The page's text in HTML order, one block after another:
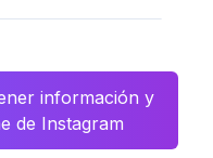
información y
de Instagram